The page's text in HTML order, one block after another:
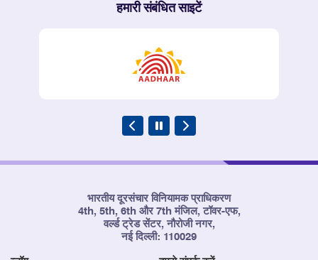
हमारी संबंधित साइटें
भारतीय दूरसंचार विनियामक प्राधिकरण
4th, 5th, 6th और 7th मंजिल, टॉवर-एफ,
वर्ल्ड ट्रेड सेंटर, नौरोजी नगर,
नई दिल्ली: 110029